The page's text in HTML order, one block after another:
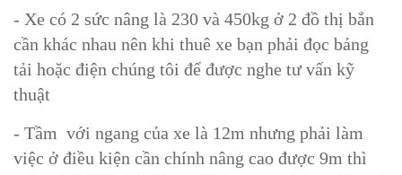
- Xe có 2 sức nâng là 230 và 450kg ở 2 đồ thị bắn
cần khác nhau nên khi thuê xe bạn phải đọc bảng
tải hoặc điện chúng tôi để được nghe tư vấn kỹ
thuật
- Tầm với ngang của xe là 12m nhưng phải làm
việc ở điều kiện cần chính nâng cao được 9m thì